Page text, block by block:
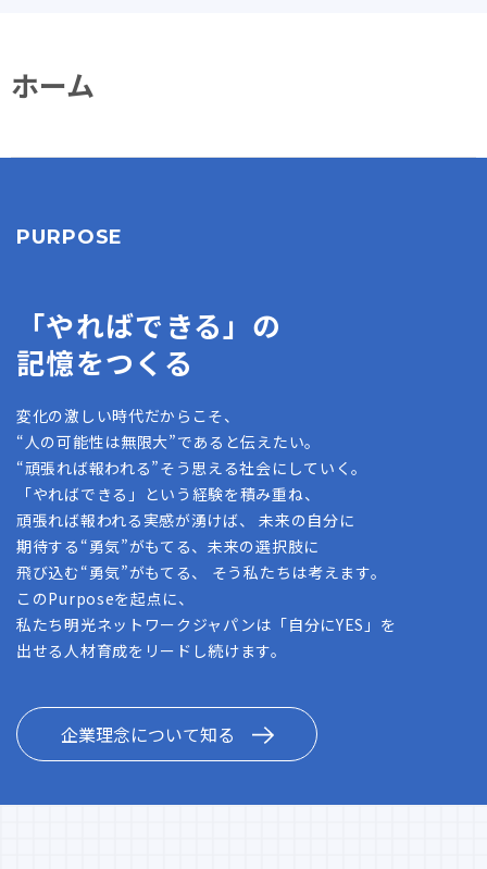
ホーム
PURPOSE
「やればできる」の
記憶をつくる
変化の激しい時代だからこそ、
“人の可能性は無限大”であると伝えたい。
“頑張れば報われる”そう思える社会にしていく。
「やればできる」という経験を積み重ね、
頑張れば報われる実感が湧けば、 未来の自分に
期待する“勇気”がもてる、未来の選択肢に
飛び込む“勇気”がもてる、 そう私たちは考えます。
このPurposeを起点に、
私たち明光ネットワークジャパンは「自分にYES」を
出せる人材育成をリードし続けます。
企業理念について知る